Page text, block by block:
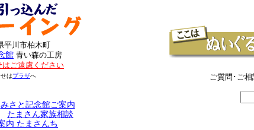
平川市柏木町
館 青い森の工房
ご遠慮ください
はプラザへ
みさと記念館ご案内
たまさん家族相談
内 たまさんち
ご質問･ご